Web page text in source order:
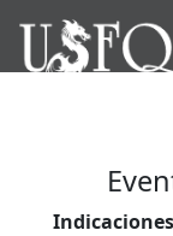
Indicaciones